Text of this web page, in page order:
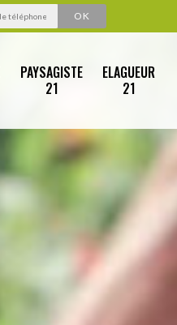
PAYSAGISTE
21
ELAGUEUR
21